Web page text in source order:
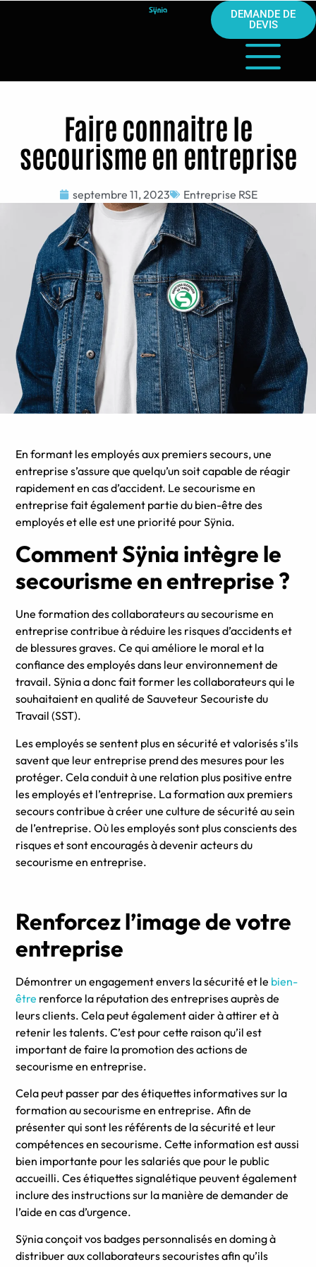
DEMANDE DE
DEVIS
Faire connaitre le
secourisme en entreprise
septembre 11, 2023 Entreprise RSE
En formant les employés aux premiers secours, une
entreprise s’assure que quelqu’un soit capable de réagir
rapidement en cas d’accident. Le secourisme en
entreprise fait également partie du bien-être des
employés et elle est une priorité pour Sÿnia.
Comment Sÿnia intègre le
secourisme en entreprise ?
Une formation des collaborateurs au secourisme en
entreprise contribue à réduire les risques d’accidents et
de blessures graves. Ce qui améliore le moral et la
confiance des employés dans leur environnement de
travail. Sÿnia a donc fait former les collaborateurs qui le
souhaitaient en qualité de Sauveteur Secouriste du
Travail (SST).
Les employés se sentent plus en sécurité et valorisés s’ils
savent que leur entreprise prend des mesures pour les
protéger. Cela conduit à une relation plus positive entre
les employés et l’entreprise. La formation aux premiers
secours contribue à créer une culture de sécurité au sein
de l’entreprise. Où les employés sont plus conscients des
risques et sont encouragés à devenir acteurs du
secourisme en entreprise.
Renforcez l’image de votre
entreprise
Démontrer un engagement envers la sécurité et le bien-
être renforce la réputation des entreprises auprès de
leurs clients. Cela peut également aider à attirer et à
retenir les talents. C’est pour cette raison qu’il est
important de faire la promotion des actions de
secourisme en entreprise.
Cela peut passer par des étiquettes informatives sur la
formation au secourisme en entreprise. Afin de
présenter qui sont les référents de la sécurité et leur
compétences en secourisme. Cette information est aussi
bien importante pour les salariés que pour le public
accueilli. Ces étiquettes signalétique peuvent également
inclure des instructions sur la manière de demander de
l’aide en cas d’urgence.
Sÿnia conçoit vos badges personnalisés en doming à
distribuer aux collaborateurs secouristes afin qu’ils